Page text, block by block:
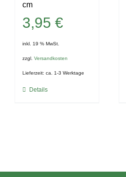
cm
3,95 €
inkl. 19 % MwSt.
zzgl. Versandkosten
Lieferzeit: ca. 1-3 Werktage
Details